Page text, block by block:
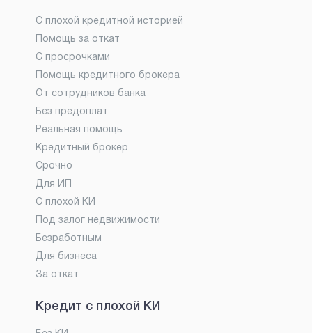
С плохой кредитной историей
Помощь за откат
С просрочками
Помощь кредитного брокера
От сотрудников банка
Без предоплат
Реальная помощь
Кредитный брокер
Срочно
Для ИП
С плохой КИ
Под залог недвижимости
Безработным
Для бизнеса
За откат
Кредит с плохой КИ